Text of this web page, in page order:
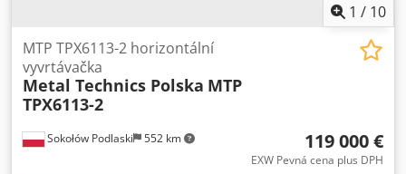
1 / 10
Sokołów Podlaski 552 km
MTP TPX6113-2 horizontální
vyvrtávačka
Metal Technics Polska MTP
TPX6113-2
119 000 €
EXW Pevná cena plus DPH